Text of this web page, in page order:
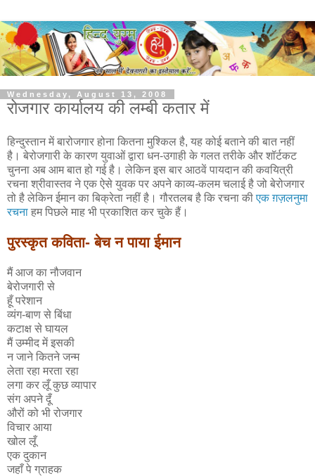
Wednesday, August 13, 2008
रोजगार कार्यालय की लम्बी कतार में
हिन्दुस्तान में बारोजगार होना कितना मुश्किल है, यह कोई बताने की बात नहीं
है। बेरोजगारी के कारण युवाओं द्वारा धन-उगाही के गलत तरीके और शॉर्टकट
चुनना अब आम बात हो गई है। लेकिन इस बार आठवें पायदान की कवयित्री
रचना श्रीवास्तव ने एक ऐसे युवक पर अपने काव्य-कलम चलाई है जो बेरोजगार
तो है लेकिन ईमान का बिक्रेता नहीं है। गौरतलब है कि रचना कीएक ग़ज़लनुमा
रचना हम पिछले माह भी प्रकाशित कर चुके हैं।
पुरस्कृत कविता- बेच न पाया ईमान
मैं आज का नौजवान
बेरोजगारी से
हूँ परेशान
व्यंग-बाण से बिंधा
कटाक्ष से घायल
मैं उम्मीद में इसकी
न जाने कितने जन्म
लेता रहा मरता रहा
लगा कर लूँ कुछ व्यापार
संग अपने दूँ
औरों को भी रोजगार
विचार आया
खोल लूँ
एक दुकान
जहाँ पे ग्राहक